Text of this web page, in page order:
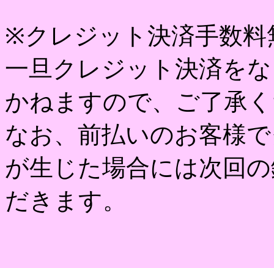
※クレジット決済手数料
一旦クレジット決済を
かねますので、ご了承
なお、前払いのお客様
が生じた場合には次回
だきます。